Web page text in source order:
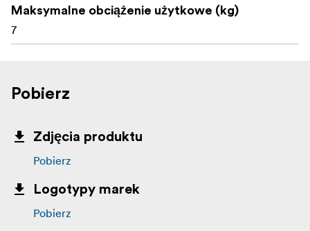
Maksymalne obciążenie użytkowe (kg)
7
Pobierz
Zdjęcia produktu
Pobierz
Logotypy marek
Pobierz